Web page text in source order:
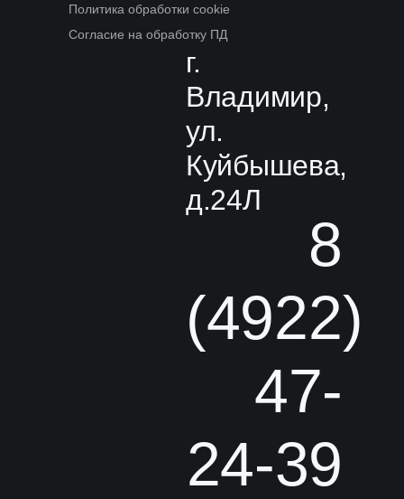
Политика обработки cookie
Согласие на обработку ПД
г.
Владимир,
ул.
Куйбышева,
д.24Л
8
(4922)
47-
24-39